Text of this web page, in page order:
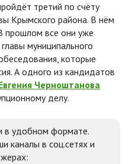
третий по счёту
Крымского района. В нём
прошлом все они уже
муниципального
которые
А одного из кандидатов
Черноштанова
делу.
в удобном формате.
каналы в соц.сетях и